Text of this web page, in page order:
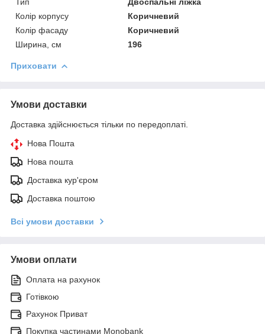
Колір корпусу
Коричневий
Колір фасаду
Коричневий
Ширина, см
196
Приховати
Умови доставки
Доставка здійснюється тільки по передоплаті.
Нова Пошта
Нова пошта
Доставка кур'єром
Доставка поштою
Всі умови доставки
Умови оплати
Оплата на рахунок
Готівкою
Рахунок Приват
Покупка частинами Monobank